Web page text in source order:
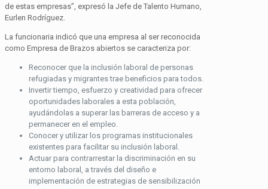
de estas empresas”, expresó la Jefe de Talento Humano,
Eurlen Rodríguez.
La funcionaria indicó que una empresa al ser reconocida
como Empresa de Brazos abiertos se caracteriza por:
Reconocer que la inclusión laboral de personas
refugiadas y migrantes trae beneficios para todos.
Invertir tiempo, esfuerzo y creatividad para ofrecer
oportunidades laborales a esta población,
ayudándolas a superar las barreras de acceso y a
permanecer en el empleo.
Conocer y utilizar los programas institucionales
existentes para facilitar su inclusión laboral.
Actuar para contrarrestar la discriminación en su
entorno laboral, a través del diseño e
implementación de estrategias de sensibilización